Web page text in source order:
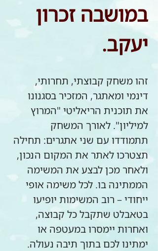
במושבה זכרון
יעקב.
זהו משחק קבוצתי, תחרותי,
דינמי ומאתגר, המזכיר בסגנונו
את תוכנית הריאליטי "המרוץ
למיליון". לאורך המשחק
תתמודדו עם שני אתגרים: תחילה
תצטרכו לאתר את המקום הנכון,
ולאחר מכן לבצע את המשימה
הממתינה בו. לכל משימה אופי
ייחודי – רוב המשימות יופיעו
בטאבלט שתקבל כל קבוצה,
ואחרות יימסרו במעטפה או
ימתינו לכם בתוך תיבה נעולה.